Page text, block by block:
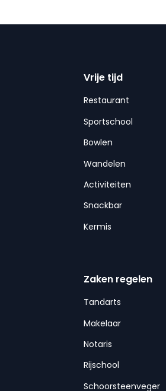
Vrije tijd
Restaurant
Sportschool
Bowlen
Wandelen
Activiteiten
Snackbar
Kermis
Zaken regelen
Tandarts
Makelaar
Notaris
Rijschool
Schoorsteenveger